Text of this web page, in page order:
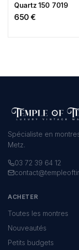
Quartz 150 7019
650 €
Spécialiste en
Metz.
03 72 39 64 12
ACHETER
Toutes les montres
Nouveautés
Petits budgets